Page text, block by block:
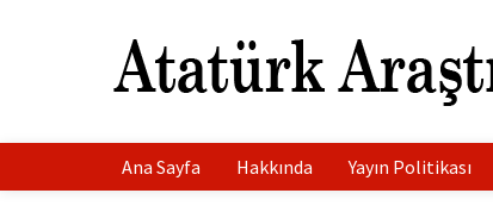
Ana Sayfa Hakkında Yayın Politikası